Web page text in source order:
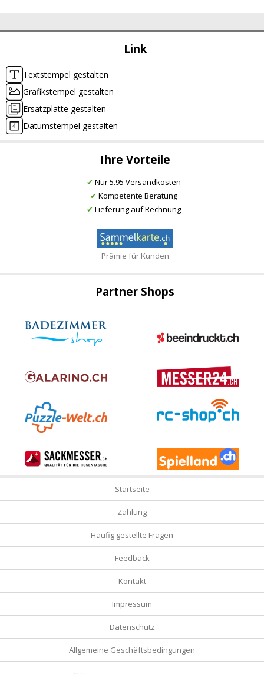
Link
Textstempel gestalten
Grafikstempel gestalten
Ersatzplatte gestalten
Datumstempel gestalten
Ihre Vorteile
✔ Nur 5.95 Versandkosten
✔ Kompetente Beratung
✔ Lieferung auf Rechnung
Prämie für Kunden
Partner Shops
Startseite
Zahlung
Häufig gestellte Fragen
Feedback
Kontakt
Impressum
Datenschutz
Allgemeine Geschäftsbedingungen